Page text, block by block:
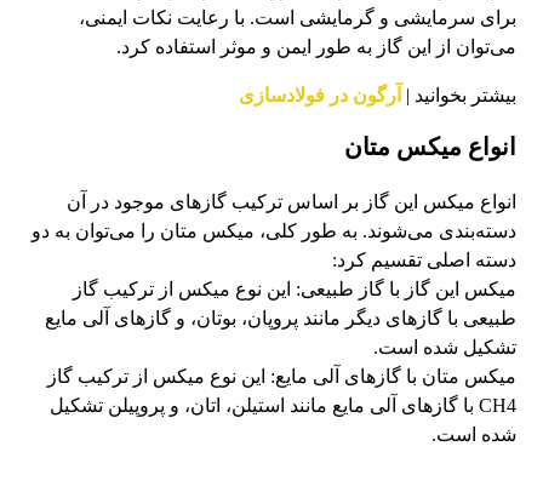
برای سرمایشی و گرمایشی است. با رعایت نکات ایمنی،
می‌توان از این گاز به طور ایمن و موثر استفاده کرد.
بیشتر بخوانید | آرگون در فولادسازی
انواع میکس متان
انواع میکس این گاز بر اساس ترکیب گازهای موجود در آن
دسته‌بندی می‌شوند. به طور کلی، میکس متان را می‌توان به دو
دسته اصلی تقسیم کرد:
میکس این گاز با گاز طبیعی: این نوع میکس از ترکیب گاز
طبیعی با گازهای دیگر مانند پروپان، بوتان، و گازهای آلی مایع
تشکیل شده است.
میکس متان با گازهای آلی مایع: این نوع میکس از ترکیب گاز
CH4 با گازهای آلی مایع مانند استیلن، اتان، و پروپیلن تشکیل
شده است.